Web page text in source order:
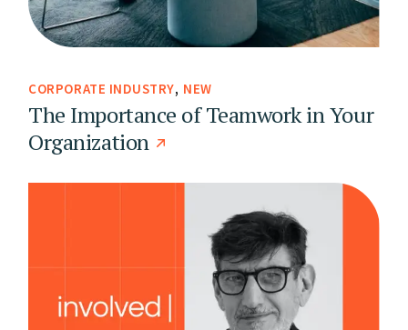
CORPORATE INDUSTRY NEW
The Importance of Teamwork in Your
Organization